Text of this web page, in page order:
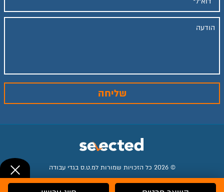
© 2026 כל הזכויות שמורות למ.ט.ס בגדי עבודה